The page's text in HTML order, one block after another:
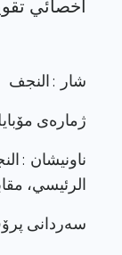
شار : النجف
ژماره‌ی
ناونيشان :
الرئيسي،
سەردانی